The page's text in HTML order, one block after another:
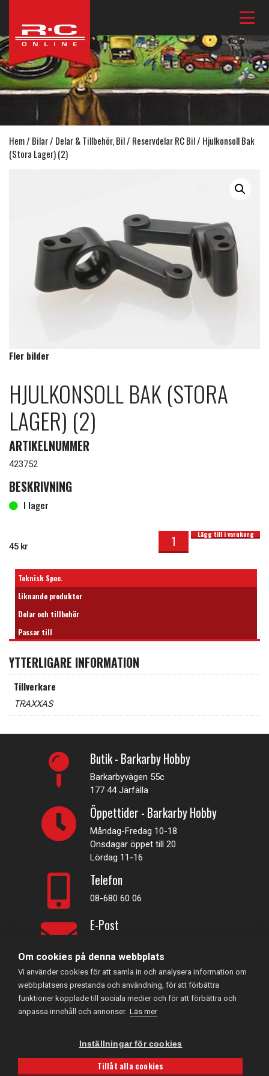
Hem/ Bilar/ Delar & Tillbehör, Bil/ Reservdelar RC Bil/ Hjulkonsoll Bak
(Stora Lager) (2)
Fler bilder
HJULKONSOLL BAK (STORA
LAGER) (2)
ARTIKELNUMMER
423752
BESKRIVNING
I lager
45 kr
I lager
Hjulkonsoll Bak (Stora Lager) (2) mängd Lägg till i varukorg
Teknisk Spec.
Liknande produkter
Delar och tillbehör
Passar till
YTTERLIGARE INFORMATION
Tillverkare
TRAXXAS
Butik - Barkarby Hobby
Barkarbyvägen 55c
177 44 Järfälla
Öppettider - Barkarby Hobby
Måndag-Fredag 10-18
Onsdagar öppet till 20
Lördag 11-16
Telefon
08-680 60 06
E-Post
Garanti och reklamation
Frakt och köpevillkor
Integritetspolicy
Kontakta oss
RC Online- © 2026
CookieHub - Development mode
Om cookies på denna webbplats
Vi använder cookies för att samla in och analysera information om
webbplatsens prestanda och användning, för att förbättra
funktioner kopplade till sociala medier och för att förbättra och
anpassa innehåll och annonser. Läs mer
Inställningar för cookies
Tillåt alla cookies